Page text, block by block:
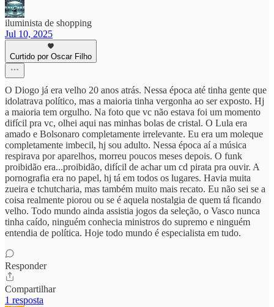
iluminista de shopping
Jul 10, 2025
Curtido por Oscar Filho
O Diogo já era velho 20 anos atrás. Nessa época até tinha gente que
idolatrava político, mas a maioria tinha vergonha ao ser exposto. Hj
a maioria tem orgulho. Na foto que vc não estava foi um momento
difícil pra vc, olhei aqui nas minhas bolas de cristal. O Lula era
amado e Bolsonaro completamente irrelevante. Eu era um moleque
completamente imbecil, hj sou adulto. Nessa época aí a música
respirava por aparelhos, morreu poucos meses depois. O funk
proibidão era...proibidão, difícil de achar um cd pirata pra ouvir. A
pornografia era no papel, hj tá em todos os lugares. Havia muita
zueira e tchutcharia, mas também muito mais recato. Eu não sei se a
coisa realmente piorou ou se é aquela nostalgia de quem tá ficando
velho. Todo mundo ainda assistia jogos da seleção, o Vasco nunca
tinha caído, ninguém conhecia ministros do supremo e ninguém
entendia de política. Hoje todo mundo é especialista em tudo.
Responder
Compartilhar
1 resposta